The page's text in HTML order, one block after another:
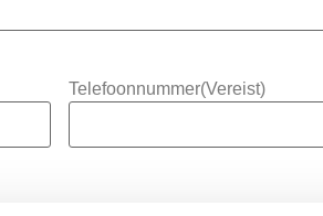
Telefoonnummer(Vereist)